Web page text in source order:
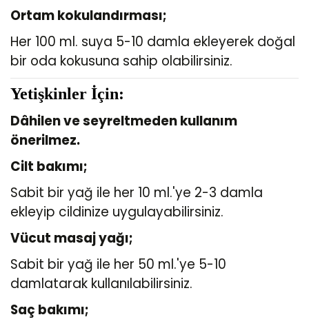
Ortam kokulandırması;
Her 100 ml. suya 5-10 damla ekleyerek doğal
bir oda kokusuna sahip olabilirsiniz.
Yetişkinler İçin:
Dâhilen ve seyreltmeden kullanım
önerilmez.
Cilt bakımı;
Sabit bir yağ ile her 10 ml.'ye 2-3 damla
ekleyip cildinize uygulayabilirsiniz.
Vücut masaj yağı;
Sabit bir yağ ile her 50 ml.'ye 5-10
damlatarak kullanılabilirsiniz.
Saç bakımı;